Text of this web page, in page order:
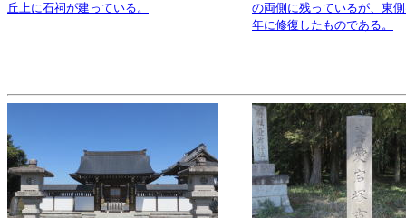
丘上に石祠が建っている。
の両側に残っているが、東
年に修復したものである。